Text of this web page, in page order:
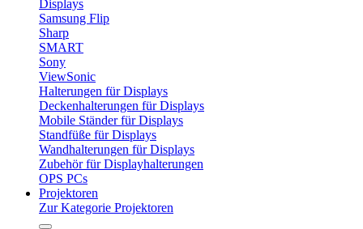
Displays
Samsung Flip
Sharp
SMART
Sony
ViewSonic
Halterungen für Displays
Deckenhalterungen für Displays
Mobile Ständer für Displays
Standfüße für Displays
Wandhalterungen für Displays
Zubehör für Displayhalterungen
OPS PCs
Projektoren
Zur Kategorie Projektoren